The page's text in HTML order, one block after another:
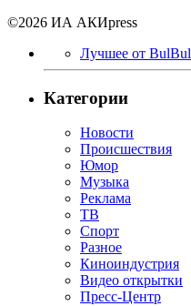
©2026 ИА АКИpress
Лучшее от BulBul
Категории
Новости
Происшествия
Юмор
Музыка
Реклама
ТВ
Спорт
Разное
Киноиндустрия
Видео открытки
Пресс-Центр